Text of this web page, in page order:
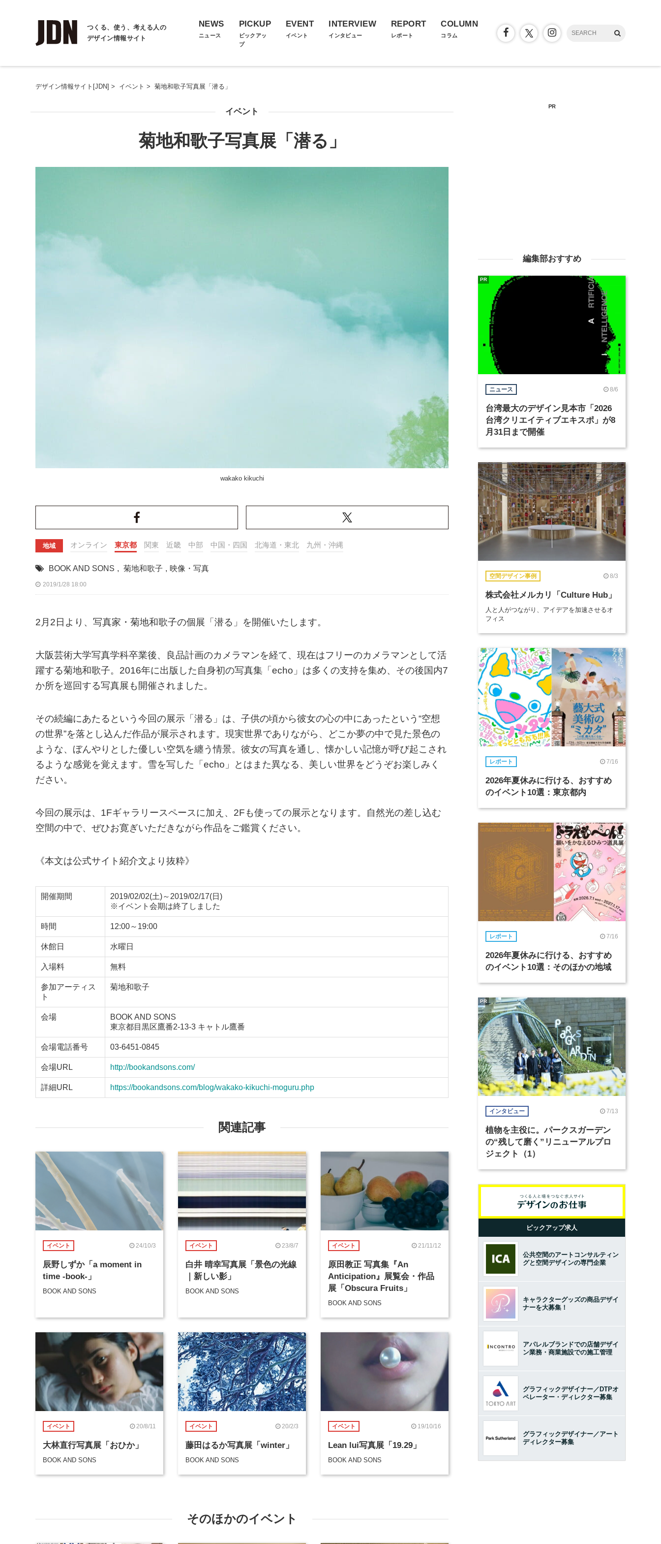
つくる、使う、考える人の
デザイン情報サイト
NEWS
ニュース
PICKUP
ピックアッ
プ
EVENT
イベント
INTERVIEW
インタビュー
REPORT
レポート
COLUMN
コラム
デザイン情報サイト[JDN] > イベント > 菊地和歌子写真展「潜る」
イベント
菊地和歌子写真展「潜る」
wakako kikuchi
地域 オンライン 東京都 関東 近畿 中部 中国・四国 北海道・東北 九州・沖縄
BOOK AND SONS , 菊地和歌子 , 映像・写真
2019/1/28 18:00
2月2日より、写真家・菊地和歌子の個展「潜る」を開催いたします。
大阪芸術大学写真学科卒業後、良品計画のカメラマンを経て、現在はフリーのカメラマンとして活
躍する菊地和歌子。2016年に出版した自身初の写真集「echo」は多くの支持を集め、その後国内7
か所を巡回する写真展も開催されました。
その続編にあたるという今回の展示「潜る」は、子供の頃から彼女の心の中にあったという“空想
の世界”を落とし込んだ作品が展示されます。現実世界でありながら、どこか夢の中で見た景色の
ような、ぼんやりとした優しい空気を纏う情景。彼女の写真を通し、懐かしい記憶が呼び起こされ
るような感覚を覚えます。雪を写した「echo」とはまた異なる、美しい世界をどうぞお楽しみく
ださい。
今回の展示は、1Fギャラリースペースに加え、2Fも使っての展示となります。自然光の差し込む
空間の中で、ぜひお寛ぎいただきながら作品をご鑑賞ください。
《本文は公式サイト紹介文より抜粋》
開催期間
2019/02/02(土)～2019/02/17(日)
※イベント会期は終了しました
時間 12:00～19:00
休館日 水曜日
入場料 無料
参加アーティス
ト
菊地和歌子
会場
BOOK AND SONS
東京都目黒区鷹番2-13-3 キャトル鷹番
会場電話番号 03-6451-0845
会場URL http://bookandsons.com/
詳細URL https://bookandsons.com/blog/wakako-kikuchi-moguru.php
関連記事
イベント 24/10/3
辰野しずか「a moment in
time -book-」
BOOK AND SONS
イベント 23/8/7
白井 晴幸写真展「景色の光線
｜新しい影」
BOOK AND SONS
イベント 21/11/12
原田教正 写真集『An
Anticipation』展覧会・作品
展「Obscura Fruits」
BOOK AND SONS
イベント 20/8/11
大林直行写真展「おひか」
BOOK AND SONS
イベント 20/2/3
藤田はるか写真展「winter」
BOOK AND SONS
イベント 19/10/16
Lean lui写真展「19.29」
BOOK AND SONS
そのほかのイベント
PR
編集部おすすめ
ニュース 8/6
台湾最大のデザイン見本市「2026
台湾クリエイティブエキスポ」が8
月31日まで開催
PR
空間デザイン事例 8/3
株式会社メルカリ「Culture Hub」
人と人がつながり、アイデアを加速させるオ
フィス
レポート 7/16
2026年夏休みに行ける、おすすめ
のイベント10選：東京都内
レポート 7/16
2026年夏休みに行ける、おすすめ
のイベント10選：そのほかの地域
インタビュー 7/13
植物を主役に。パークスガーデン
の“残して磨く”リニューアルプロ
ジェクト（1）
PR
ピックアップ求人
公共空間のアートコンサルティン
グと空間デザインの専門企業
キャラクターグッズの商品デザイ
ナーを大募集！
アパレルブランドでの店舗デザイ
ン業務・商業施設での施工管理
グラフィックデザイナー／DTPオ
ペレーター・ディレクター募集
グラフィックデザイナー／アート
ディレクター募集